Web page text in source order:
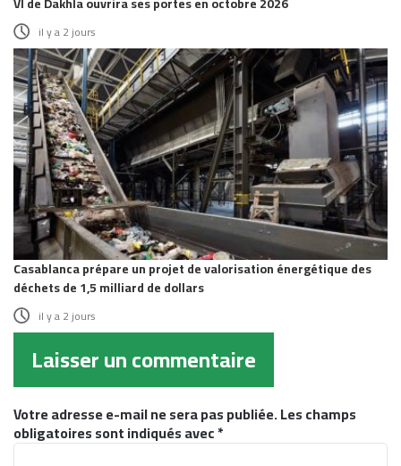
il y a 2 jours
Casablanca prépare un projet de valorisation énergétique des
déchets de 1,5 milliard de dollars
il y a 2 jours
Laisser un commentaire
Votre adresse e-mail ne sera pas publiée.Les champs
obligatoires sont indiqués avec*
C